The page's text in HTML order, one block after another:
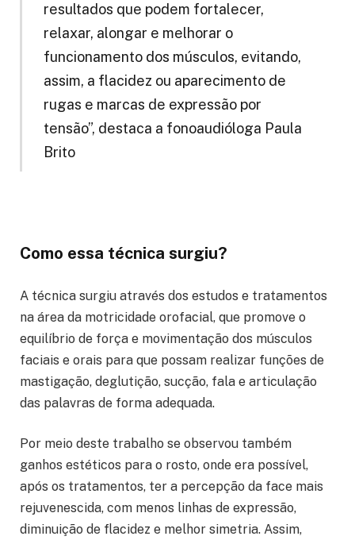
resultados que podem fortalecer,
relaxar, alongar e melhorar o
funcionamento dos músculos, evitando,
assim, a flacidez ou aparecimento de
rugas e marcas de expressão por
tensão”, destaca a fonoaudióloga Paula
Brito
Como essa técnica surgiu?
A técnica surgiu através dos estudos e tratamentos
na área da motricidade orofacial, que promove o
equilíbrio de força e movimentação dos músculos
faciais e orais para que possam realizar funções de
mastigação, deglutição, sucção, fala e articulação
das palavras de forma adequada.
Por meio deste trabalho se observou também
ganhos estéticos para o rosto, onde era possível,
após os tratamentos, ter a percepção da face mais
rejuvenescida, com menos linhas de expressão,
diminuição de flacidez e melhor simetria. Assim,